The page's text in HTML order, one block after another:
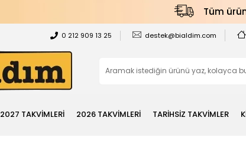
Tüm
0 212 909 13 25 destek@bialdim.com
2027 TAKVİMLERİ 2026 TAKVİMLERİ TARİHSİZ TAKVİMLER